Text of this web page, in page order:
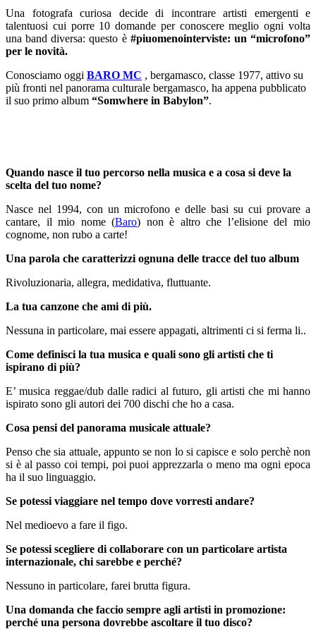
Una fotografa curiosa decide di incontrare artisti emergenti e
talentuosi cui porre 10 domande per conoscere meglio ogni volta
una band diversa: questo è #piuomenointerviste: un “microfono”
per le novità.
Conosciamo oggi BARO MC , bergamasco, classe 1977, attivo su
più fronti nel panorama culturale bergamasco, ha appena pubblicato
il suo primo album “Somwhere in Babylon”.
Quando nasce il tuo percorso nella musica e a cosa si deve la
scelta del tuo nome?
Nasce nel 1994, con un microfono e delle basi su cui provare a
cantare, il mio nome (Baro) non è altro che l’elisione del mio
cognome, non rubo a carte!
Una parola che caratterizzi ognuna delle tracce del tuo album
Rivoluzionaria, allegra, medidativa, fluttuante.
La tua canzone che ami di più.
Nessuna in particolare, mai essere appagati, altrimenti ci si ferma li..
Come definisci la tua musica e quali sono gli artisti che ti
ispirano di più?
E’ musica reggae/dub dalle radici al futuro, gli artisti che mi hanno
ispirato sono gli autori dei 700 dischi che ho a casa.
Cosa pensi del panorama musicale attuale?
Penso che sia attuale, appunto se non lo si capisce e solo perchè non
si è al passo coi tempi, poi puoi apprezzarla o meno ma ogni epoca
ha il suo linguaggio.
Se potessi viaggiare nel tempo dove vorresti andare?
Nel medioevo a fare il figo.
Se potessi scegliere di collaborare con un particolare artista
internazionale, chi sarebbe e perché?
Nessuno in particolare, farei brutta figura.
Una domanda che faccio sempre agli artisti in promozione:
perché una persona dovrebbe ascoltare il tuo disco?